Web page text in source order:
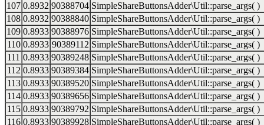
107 0.8932 90388704 SimpleShareButtonsAdder\Util::parse_args( )
108 0.8932 90388840 SimpleShareButtonsAdder\Util::parse_args( )
109 0.8933 90388976 SimpleShareButtonsAdder\Util::parse_args( )
110 0.8933 90389112 SimpleShareButtonsAdder\Util::parse_args( )
111 0.8933 90389248 SimpleShareButtonsAdder\Util::parse_args( )
112 0.8933 90389384 SimpleShareButtonsAdder\Util::parse_args( )
113 0.8933 90389520 SimpleShareButtonsAdder\Util::parse_args( )
114 0.8933 90389656 SimpleShareButtonsAdder\Util::parse_args( )
115 0.8933 90389792 SimpleShareButtonsAdder\Util::parse_args( )
116 0.8933 90389928 SimpleShareButtonsAdder\Util::parse_args( )